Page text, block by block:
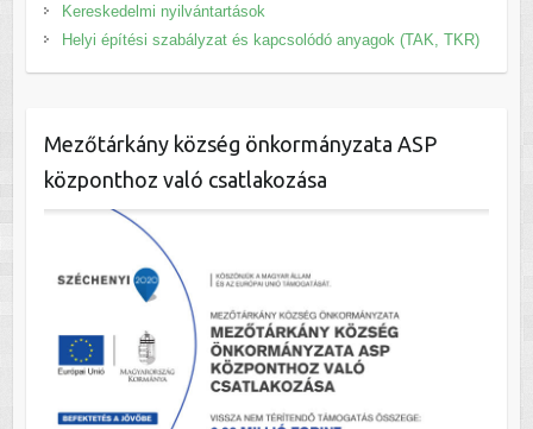
Kereskedelmi nyilvántartások
Helyi építési szabályzat és kapcsolódó anyagok (TAK, TKR)
Mezőtárkány község önkormányzata ASP
központhoz való csatlakozása